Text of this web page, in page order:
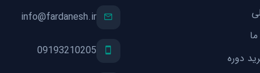
دوره
info@fardanesh.ir
09193210205